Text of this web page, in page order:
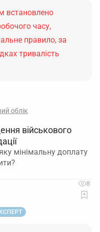
встановлено
часу,
правило, за
тривалість
облік
військового
мінімальну доплату
8